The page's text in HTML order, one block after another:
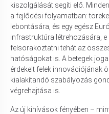
kiszolgálását segíti elő.
a fejlődési folyamatban:
lebontására, és egy egész
infrastruktúra létrehozására,
felsorakoztatni tehát az
hatóságokat is. A betegek
érdekelt felek innovációjának
kialakítandó szabályozás
végrehajtása is.
Az új kihívások fényében –